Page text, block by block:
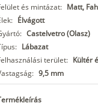
és mintázat: Matt,
Élvágott
Castelvetro (Olasz)
Lábazat
terület: Kültér
9,5 mm